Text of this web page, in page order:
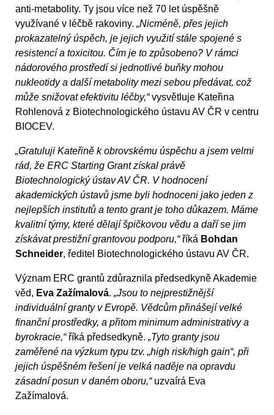
anti-metabolity. Ty jsou více než 70 let úspěšně
využívané v léčbě rakoviny. „Nicméně, přes jejich
prokazatelný úspěch, je jejich využití stále spojené s
resistencí a toxicitou. Čím je to způsobeno? V rámci
nádorového prostředí si jednotlivé buňky mohou
nukleotidy a další metabolity mezi sebou předávat, což
může snižovat efektivitu léčby,“vysvětluje Kateřina
Rohlenová z Biotechnologického ústavu AV ČR v centru
BIOCEV.
„Gratuluji Kateřině k obrovskému úspěchu a jsem velmi
rád, že ERC Starting Grant získal právě
Biotechnologický ústav AV ČR. V hodnocení
akademických ústavů jsme byli hodnoceni jako jeden z
nejlepších institutů a tento grant je toho důkazem. Máme
kvalitní týmy, které dělají špičkovou vědu a daří se jim
získávat prestižní grantovou podporu,“říká Bohdan
Schneider, ředitel Biotechnologického ústavu AV ČR.
Význam ERC grantů zdůraznila předsedkyně Akademie
věd, Eva Zažímalová. „Jsou to nejprestižnější
individuální granty v Evropě. Vědcům přinášejí velké
finanční prostředky, a přitom minimum administrativy a
byrokracie,“říká předsedkyně. „Tyto granty jsou
zaměřené na výzkum typu tzv. „high risk/high gain“, při
jejich úspěšném řešení je velká naděje na opravdu
zásadní posun v daném oboru,“uzvaírá Eva
Zažímalová.